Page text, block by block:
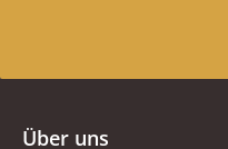
Über uns